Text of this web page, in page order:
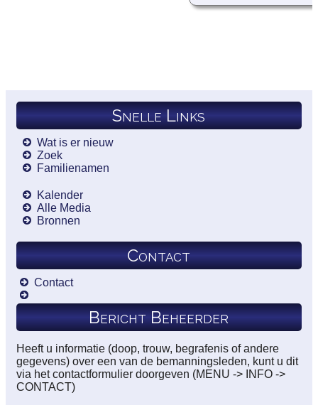
Snelle Links
Wat is er nieuw
Zoek
Familienamen
Kalender
Alle Media
Bronnen
Contact
Contact
Bericht Beheerder
Heeft u informatie (doop, trouw, begrafenis of andere
gegevens) over een van de bemanningsleden, kunt u dit
via het contactformulier doorgeven (MENU -> INFO ->
CONTACT)